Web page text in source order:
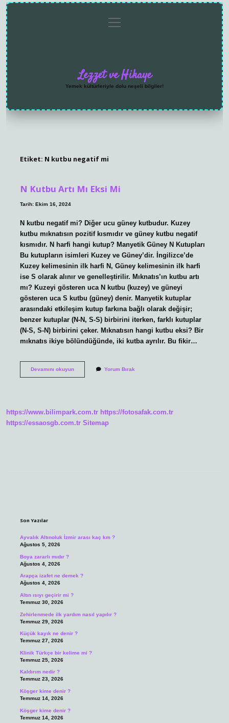
menüyü
aç
Lezzet ve Hikaye
Yemek kültürleriyle dolu neşeli bilgiler!
Etiket: N kutbu negatif mi
N Kutbu Artı Mı Eksi Mi
Tarih: Ekim 16, 2024
N kutbu negatif mi? Diğer ucu güney kutbudur. Kuzey
kutbu mıknatısın pozitif kısmıdır ve güney kutbu negatif
kısmıdır. N harfi hangi kutup? Manyetik Güney N Kutupları
Bu kutupların isimleri Kuzey ve Güney’dir. İngilizce’de
Kuzey kelimesinin ilk harfi N, Güney kelimesinin ilk harfi
ise S olarak alınır ve genelleştirilir. Mıknatıs’ın kutbu artı
mı? Kuzeyi gösteren uca N kutbu (kuzey) ve güneyi
gösteren uca S kutbu (güney) denir. Manyetik kutuplar
arasındaki etkileşim kutup farkına bağlı olarak değişir;
benzer kutuplar (N-N, S-S) birbirini iterken, farklı kutuplar
(N-S, S-N) birbirini çeker. Mıknatısın hangi kutbu eksi? Bir
mıknatıs ikiye bölündüğünde, iki kutba ayrılır. Bu fikir…
Devamını okuyunN
Yorum Bırak
https://www.bilimpark.com.tr https://fotosafak.com.tr
https://essaosgb.com.tr Sitemap
Son Yazılar
Ayvalık Altınoluk İzmir arası kaç km ?
Ağustos 5, 2026
Boya zararlı mıdır ?
Ağustos 4, 2026
Arapça izafet ne demek ?
Ağustos 4, 2026
Altın ısıyı geçirir mi ?
Temmuz 30, 2026
Zehirlenmede ilk yardım nasıl yapılır ?
Temmuz 29, 2026
Küçük kayık ne denir ?
Temmuz 27, 2026
Klinik Türkçe bir kelime mi ?
Temmuz 25, 2026
Kaldırım nedir ?
Temmuz 23, 2026
Köşger kime denir ?
Temmuz 14, 2026
Köşger kime denir ?
Temmuz 14, 2026